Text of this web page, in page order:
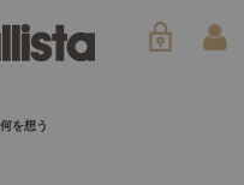
を想う